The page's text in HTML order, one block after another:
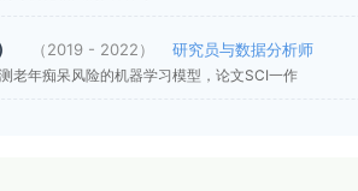
（2019 - 2022） 研究员与数据分析师
老年痴呆风险的机器学习模型，论文SCI一作